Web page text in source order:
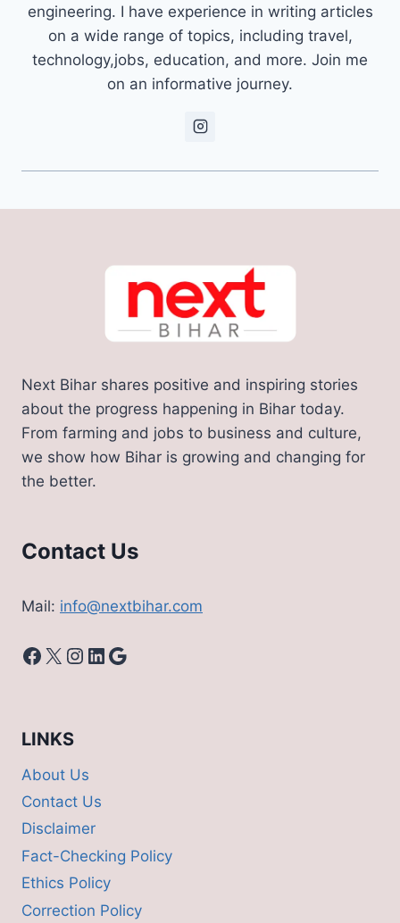
engineering. I have experience in writing articles
on a wide range of topics, including travel,
technology,jobs, education, and more. Join me
on an informative journey.
Next Bihar shares positive and inspiring stories
about the progress happening in Bihar today.
From farming and jobs to business and culture,
we show how Bihar is growing and changing for
the better.
Contact Us
Mail: info@nextbihar.com
Facebook
X Instagram
LinkedIn
Google
LINKS
About Us
Contact Us
Disclaimer
Fact-Checking Policy
Ethics Policy
Correction Policy